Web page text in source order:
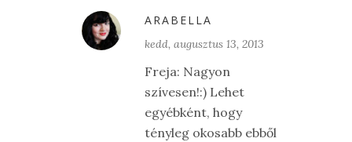
ARABELLA
kedd, augusztus 13, 2013
Freja: Nagyon
szívesen!:) Lehet
egyébként, hogy
tényleg okosabb ebből